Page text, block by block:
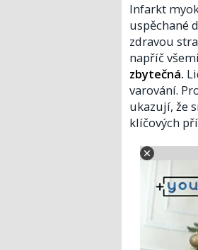
Infarkt
uspěchané
zdravou
napříč
zbytečná.
varování.
ukazují, že
klíčových